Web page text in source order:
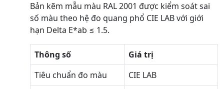
Bản kẽm mẫu màu RAL 2001 được kiểm soát sai
số màu theo hệ đo quang phổ CIE LAB với giới
hạn Delta E*ab ≤ 1.5.
Thông số
Giá trị
Tiêu chuẩn đo màu
CIE LAB